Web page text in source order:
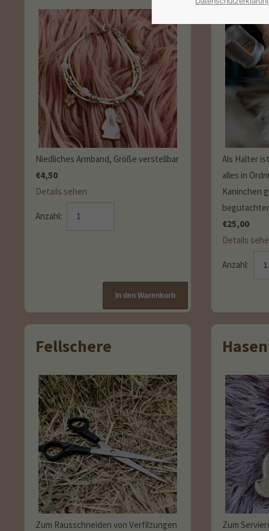
Niedliches Armband, Größe verstellbar
€4,50
Details sehen
Anzahl:
Als Halter
alles in
Kaninchen
€25,00
Details
Anzahl:
Fellschere
Zum Rausschneiden von Verfilzungen
Zum